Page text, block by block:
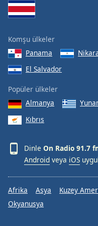
Komşu ülkeler
Panama
El Salvador
Popüler ülkeler
Almanya
Kıbrıs
Dinle On Radio 91.7
Android veya iOS
Afrika Asya Kuzey
Okyanusya